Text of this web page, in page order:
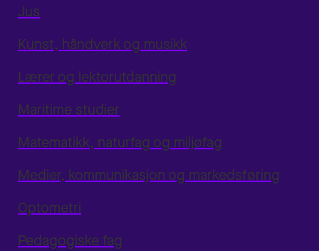
Jus
Kunst, håndverk og musikk
Lærer og lektorutdanning
Maritime studier
Matematikk, naturfag og miljøfag
Medier, kommunikasjon og markedsføring
Optometri
Pedagogiske fag